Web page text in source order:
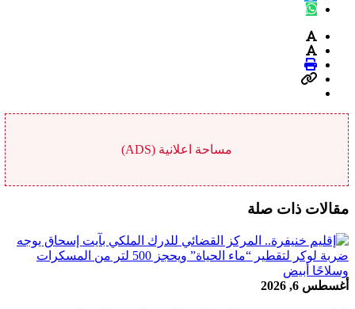
مساحة اعلانية (ADS)
مقالات ذات صلة
أغسطس 6, 2026